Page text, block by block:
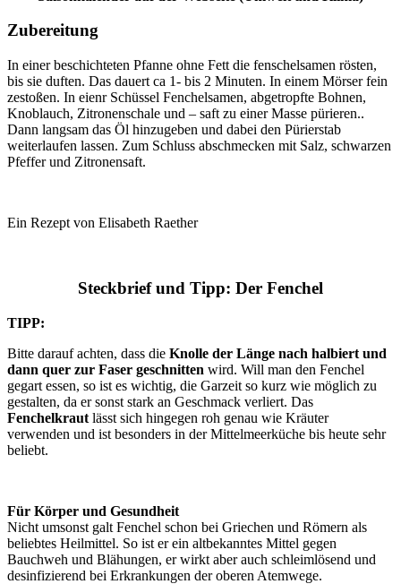
Zubereitung
In einer beschichteten Pfanne ohne Fett die fenschelsamen rösten,
bis sie duften. Das dauert ca 1- bis 2 Minuten. In einem Mörser fein
zestoßen. In eienr Schüssel Fenchelsamen, abgetropfte Bohnen,
Knoblauch, Zitronenschale und – saft zu einer Masse pürieren..
Dann langsam das Öl hinzugeben und dabei den Pürierstab
weiterlaufen lassen. Zum Schluss abschmecken mit Salz, schwarzen
Pfeffer und Zitronensaft.
Ein Rezept von Elisabeth Raether
Steckbrief und Tipp: Der Fenchel
TIPP:
Bitte darauf achten, dass die Knolle der Länge nach halbiert und
dann quer zur Faser geschnitten wird. Will man den Fenchel
gegart essen, so ist es wichtig, die Garzeit so kurz wie möglich zu
gestalten, da er sonst stark an Geschmack verliert. Das
Fenchelkraut lässt sich hingegen roh genau wie Kräuter
verwenden und ist besonders in der Mittelmeerküche bis heute sehr
beliebt.
Für Körper und Gesundheit
Nicht umsonst galt Fenchel schon bei Griechen und Römern als
beliebtes Heilmittel. So ist er ein altbekanntes Mittel gegen
Bauchweh und Blähungen, er wirkt aber auch schleimlösend und
desinfizierend bei Erkrankungen der oberen Atemwege.